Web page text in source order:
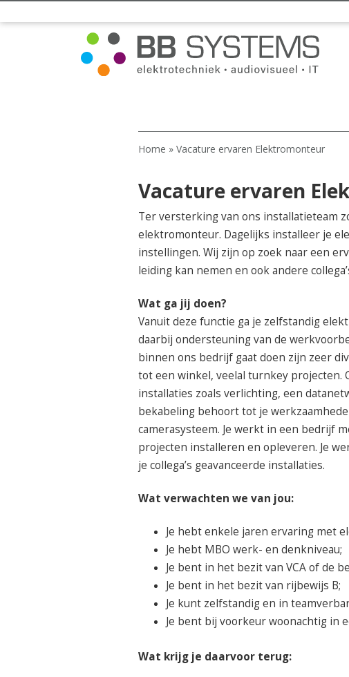
Home » Vacature ervaren Elektromonteur
Vacature ervaren
Ter versterking van ons installatieteam
elektromonteur. Dagelijks installeer je
instellingen. Wij zijn op zoek naar een
leiding kan nemen en ook andere
Wat ga jij doen?
Vanuit deze functie ga je zelfstandig
daarbij ondersteuning van de
binnen ons bedrijf gaat doen zijn zeer
tot een winkel, veelal turnkey projecten.
installaties zoals verlichting, een
bekabeling behoort tot je
camerasysteem. Je werkt in een bedrijf
projecten installeren en opleveren. Je
je collega’s geavanceerde installaties.
Wat verwachten we van jou:
Je hebt enkele jaren ervaring met
Je hebt MBO werk- en denkniveau;
Je bent in het bezit van VCA of de
Je bent in het bezit van rijbewijs B;
Je kunt zelfstandig en in
Je bent bij voorkeur woonachtig in
Wat krijg je daarvoor terug: